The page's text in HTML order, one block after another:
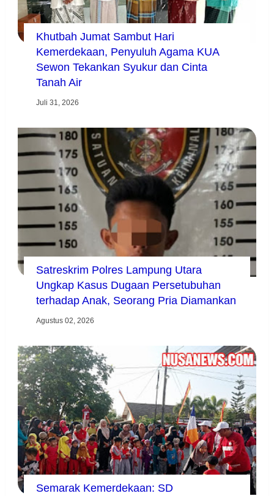
Khutbah Jumat Sambut Hari
Kemerdekaan, Penyuluh Agama KUA
Sewon Tekankan Syukur dan Cinta
Tanah Air
Juli 31, 2026
Satreskrim Polres Lampung Utara
Ungkap Kasus Dugaan Persetubuhan
terhadap Anak, Seorang Pria Diamankan
Agustus 02, 2026
Semarak Kemerdekaan: SD